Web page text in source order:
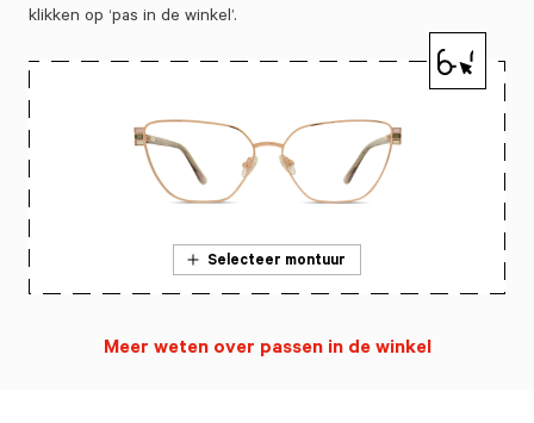
klikken op ‘pas in de winkel’.
Selecteer montuur
Meer weten over passen in de winkel